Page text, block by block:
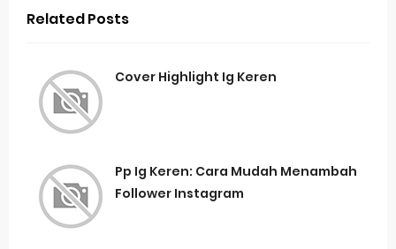
Related Posts
Cover Highlight Ig Keren
Pp Ig Keren: Cara Mudah Menambah
Follower Instagram